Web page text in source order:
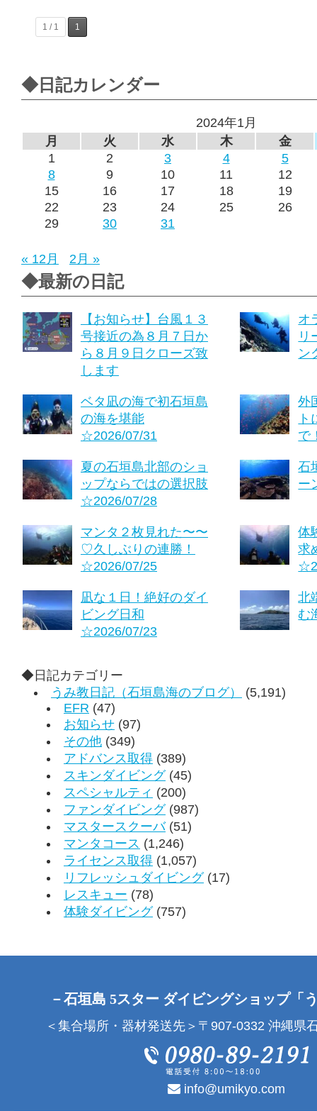
1 / 1 1
◆日記カレンダー
2024年1月
月
火 水 木
金
1
2 3 4
5
8
9 10 11
12
15
16 17 18
19
22
23 24 25
26
29
30 31
« 12月 2月 »
◆最新の日記
【お知らせ】台風１３
号接近の為８月７日か
ら８月９日クローズ致
します
オ
リ
ン
ベタ凪の海で初石垣島
の海を堪能
☆2026/07/31
外
で
夏の石垣島北部のショ
ップならではの選択肢
☆2026/07/28
石
ー
マンタ２枚見れた〜〜
♡久しぶりの連勝！
☆2026/07/25
体
求
凪な１日！絶好のダイ
ビング日和
☆2026/07/23
北
む
◆日記カテゴリー
うみ教日記（石垣島海のブログ）
(5,191)
EFR (47)
お知らせ (97)
その他 (349)
アドバンス取得 (389)
スキンダイビング(45)
スペシャルティ (200)
ファンダイビング(987)
マスタースクーバ(51)
マンタコース (1,246)
ライセンス取得 (1,057)
リフレッシュダイビング(17)
レスキュー (78)
体験ダイビング(757)
－石垣島 5スター ダイビングショップ「
＜集合場所・器材発送先＞〒907-0332 沖縄県
info@umikyo.com